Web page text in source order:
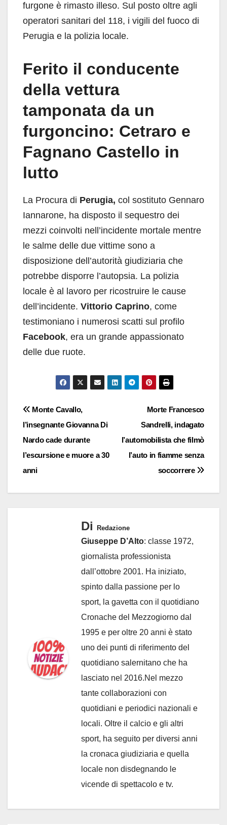
furgone è rimasto illeso. Sul posto oltre agli
operatori sanitari del 118, i vigili del fuoco di
Perugia e la polizia locale.
Ferito il conducente
della vettura
tamponata da un
furgoncino: Cetraro e
Fagnano Castello in
lutto
La Procura di Perugia, col sostituto Gennaro
Iannarone, ha disposto il sequestro dei
mezzi coinvolti nell’incidente mortale mentre
le salme delle due vittime sono a
disposizione dell’autorità giudiziaria che
potrebbe disporre l’autopsia. La polizia
locale è al lavoro per ricostruire le cause
dell’incidente. Vittorio Caprino, come
testimoniano i numerosi scatti sul profilo
Facebook, era un grande appassionato
delle due ruote.
Navigazione
articoli
Morte Francesco
Sandrelli, indagato
l’automobilista che filmò
l’auto in fiamme senza
soccorrere
Monte Cavallo,
l’insegnante Giovanna Di
Nardo cade durante
l’escursione e muore a 30
anni
Di Redazione
Giuseppe D’Alto: classe 1972,
giornalista professionista
dall’ottobre 2001. Ha iniziato,
spinto dalla passione per lo
sport, la gavetta con il quotidiano
Cronache del Mezzogiorno dal
1995 e per oltre 20 anni è stato
uno dei punti di riferimento del
quotidiano salernitano che ha
lasciato nel 2016.Nel mezzo
tante collaborazioni con
quotidiani e periodici nazionali e
locali. Oltre il calcio e gli altri
sport, ha seguito per diversi anni
la cronaca giudiziaria e quella
locale non disdegnando le
vicende di spettacolo e tv.